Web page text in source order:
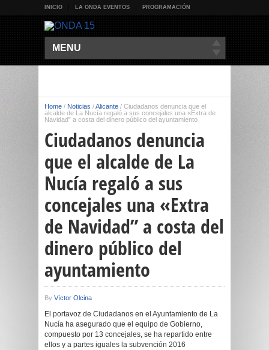
INICIO LA ONDA EVENTOS PROGRAMACIÓN
MENU
Home / Noticias /Alicante / Ciudadanos denuncia que el
alcalde de La Nucía regaló a sus concejales una «Extra de
Navidad” a costa del dinero público del ayuntamiento
Ciudadanos denuncia
que el alcalde de La
Nucía regaló a sus
concejales una «Extra
de Navidad” a costa del
dinero público del
ayuntamiento
By Víctor Olcina
El portavoz de Ciudadanos en el Ayuntamiento de La
Nucía ha asegurado que el equipo de Gobierno,
compuesto por 13 concejales, se ha repartido entre
ellos y a partes iguales la subvención 2016